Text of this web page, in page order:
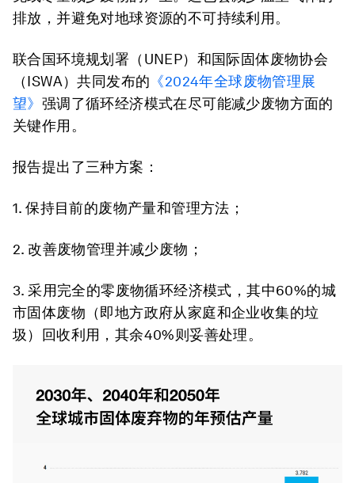
排放，并避免对地球资源的不可持续利用。
联合国环境规划署（UNEP）和国际固体废物协会
（ISWA）共同发布的 《2024年全球废物管理展
望》 强调了循环经济模式在尽可能减少废物方面的
关键作用。
报告提出了三种方案：
1. 保持目前的废物产量和管理方法；
2. 改善废物管理并减少废物；
3. 采用完全的零废物循环经济模式，其中60%的城
市固体废物（即地方政府从家庭和企业收集的垃
圾）回收利用，其余40%则妥善处理。